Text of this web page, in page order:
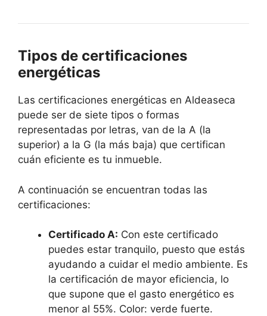
Tipos de certificaciones
energéticas
Las certificaciones energéticas en Aldeaseca
puede ser de siete tipos o formas
representadas por letras, van de la A (la
superior) a la G (la más baja) que certifican
cuán eficiente es tu inmueble.
A continuación se encuentran todas las
certificaciones:
Certificado A: Con este certificado
puedes estar tranquilo, puesto que estás
ayudando a cuidar el medio ambiente. Es
la certificación de mayor eficiencia, lo
que supone que el gasto energético es
menor al 55%. Color: verde fuerte.